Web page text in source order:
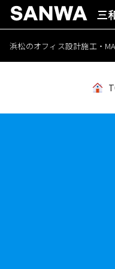
浜松のオフィス設計施工・